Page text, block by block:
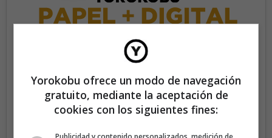
35€/año
Recibe 4 números de la revista Yorokobu.
Yorokobu ofrece un modo de navegación
gratuito, mediante la aceptación de
cookies con los siguientes fines: